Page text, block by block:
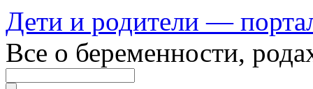
Дети и родители —
Все о беременности,